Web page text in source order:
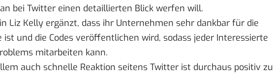
bei Twitter einen detaillierten Blick werfen will.
Liz Kelly ergänzt, dass ihr Unternehmen sehr dankbar für die
und die Codes veröffentlichen wird, sodass jeder Interessierte
mitarbeiten kann.
auch schnelle Reaktion seitens Twitter ist durchaus positiv zu